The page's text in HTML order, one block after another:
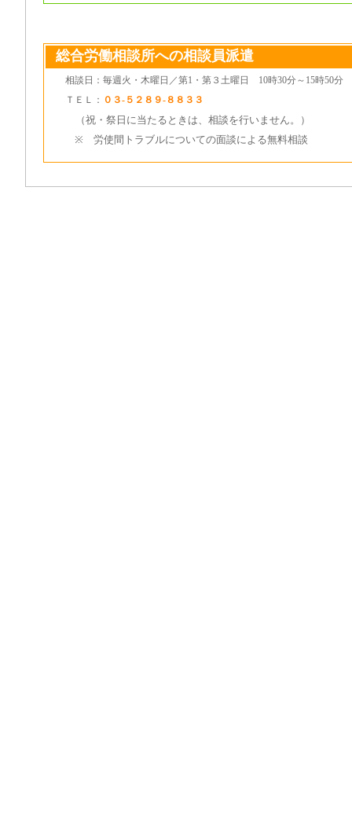
総合労働相談所への相談員派遣
相談日：毎週火・木曜日／第1・第３土曜日 10時30分～15時50分
ＴＥＬ： ０３-５２８９-８８３３
（祝・祭日に当たるときは、相談を行いません。）
※ 労使間トラブルについての面談による無料相談